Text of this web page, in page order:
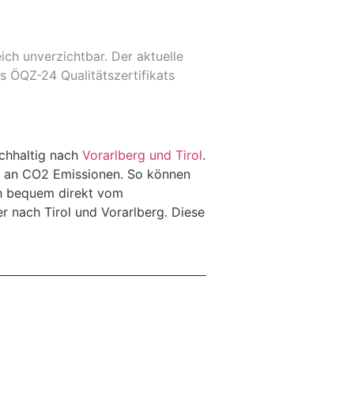
unverzichtbar. Der aktuelle
ÖQZ-24 Qualitätszertifikats
nach Vorarlberg und Tirol.
CO2 Emissionen. So können
bequem direkt vom
nach Tirol und Vorarlberg. Diese